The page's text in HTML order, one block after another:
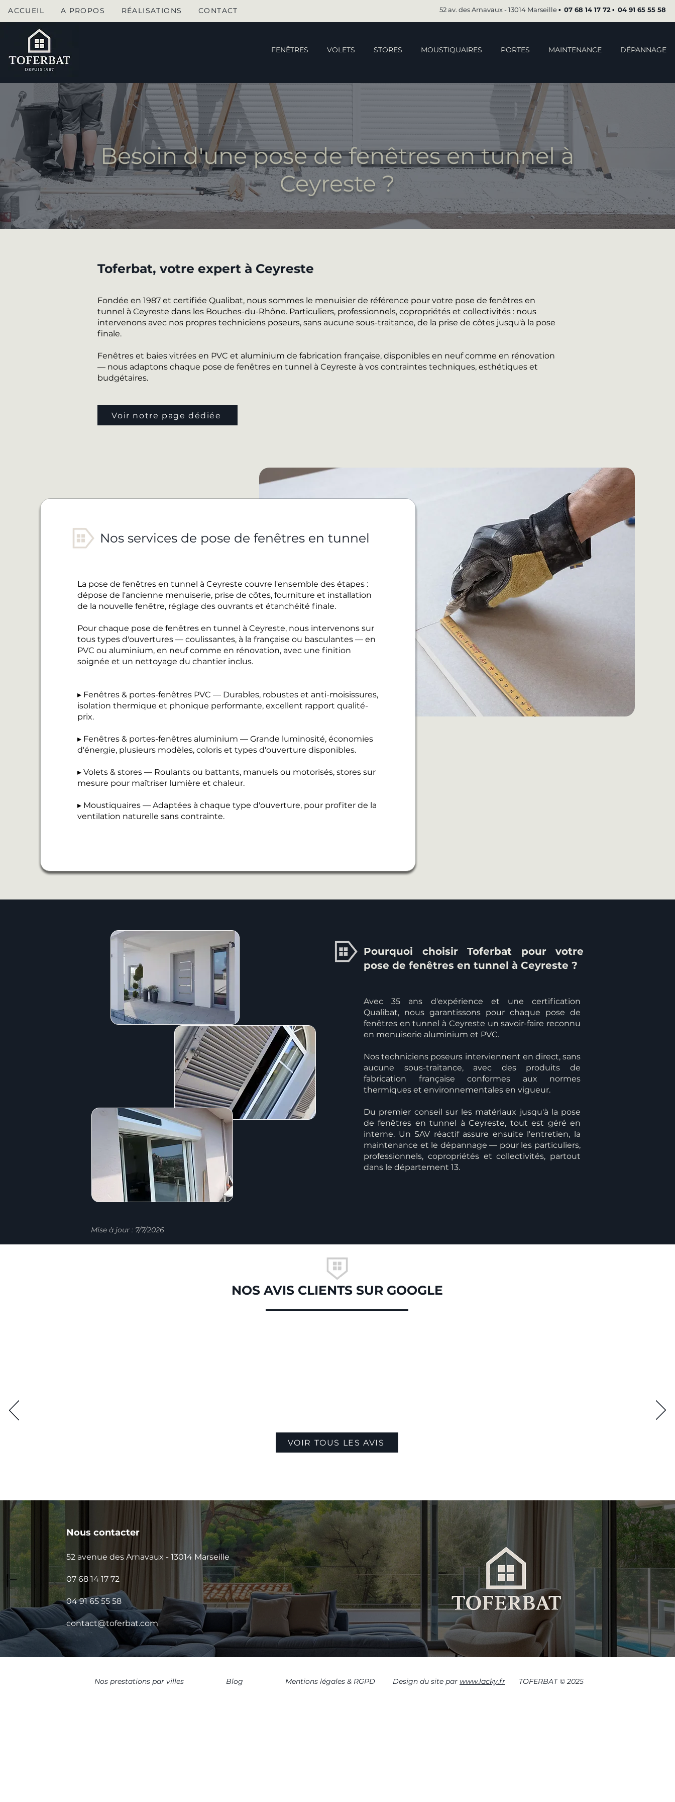
ACCUEIL A PROPOS RÉALISATIONS CONTACT 52 av. des Arnavaux - 13014 Marseille ▪︎ 07 68 14 17 72▪︎ 04 91 65 55 58
FENÊTRES VOLETS STORES MOUSTIQUAIRES PORTES MAINTENANCE DÉPANNAGE
Besoin d'une pose de fenêtres en tunnel à
Ceyreste ?
Toferbat, votre expert à Ceyreste
Fondée en 1987 et certifiée Qualibat, nous sommes le menuisier de référence pour votre pose de fenêtres en
tunnel à Ceyreste dans les Bouches-du-Rhône. Particuliers, professionnels, copropriétés et collectivités : nous
intervenons avec nos propres techniciens poseurs, sans aucune sous-traitance, de la prise de côtes jusqu'à la pose
finale.
Fenêtres et baies vitrées en PVC et aluminium de fabrication française, disponibles en neuf comme en rénovation
— nous adaptons chaque pose de fenêtres en tunnel à Ceyreste à vos contraintes techniques, esthétiques et
budgétaires.
Voir notre page dédiée
Nos services de pose de fenêtres en tunnel
La pose de fenêtres en tunnel à Ceyreste couvre l'ensemble des étapes :
dépose de l'ancienne menuiserie, prise de côtes, fourniture et installation
de la nouvelle fenêtre, réglage des ouvrants et étanchéité finale.
Pour chaque pose de fenêtres en tunnel à Ceyreste, nous intervenons sur
tous types d'ouvertures — coulissantes, à la française ou basculantes — en
PVC ou aluminium, en neuf comme en rénovation, avec une finition
soignée et un nettoyage du chantier inclus.
▸ Fenêtres & portes-fenêtres PVC — Durables, robustes et anti-moisissures,
isolation thermique et phonique performante, excellent rapport qualité-
prix.
▸ Fenêtres & portes-fenêtres aluminium — Grande luminosité, économies
d'énergie, plusieurs modèles, coloris et types d'ouverture disponibles.
▸ Volets & stores — Roulants ou battants, manuels ou motorisés, stores sur
mesure pour maîtriser lumière et chaleur.
▸ Moustiquaires — Adaptées à chaque type d'ouverture, pour profiter de la
ventilation naturelle sans contrainte.
Pourquoi choisir Toferbat pour votre
pose de fenêtres en tunnel à Ceyreste ?
Avec 35 ans d'expérience et une certification
Qualibat, nous garantissons pour chaque pose de
fenêtres en tunnel à Ceyreste un savoir-faire reconnu
en menuiserie aluminium et PVC.
Nos techniciens poseurs interviennent en direct, sans
aucune sous-traitance, avec des produits de
fabrication française conformes aux normes
thermiques et environnementales en vigueur.
Du premier conseil sur les matériaux jusqu'à la pose
de fenêtres en tunnel à Ceyreste, tout est géré en
interne. Un SAV réactif assure ensuite l'entretien, la
maintenance et le dépannage — pour les particuliers,
professionnels, copropriétés et collectivités, partout
dans le département 13.
Mise à jour : 7/7/2026
NOS AVIS CLIENTS SUR GOOGLE
VOIR TOUS LES AVIS
Nous contacter
52 avenue des Arnavaux - 13014 Marseille
07 68 14 17 72
04 91 65 55 58
contact@toferbat.com
Nos prestations par villes Blog Mentions légales & RGPD Design du site par www.lacky.fr TOFERBAT © 2025